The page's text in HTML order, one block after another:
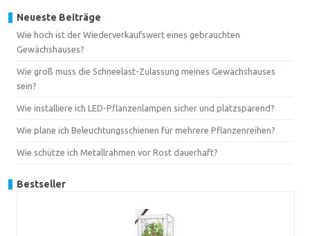
Neueste Beiträge
Wie hoch ist der Wiederverkaufswert eines gebrauchten
Gewächshauses?
Wie groß muss die Schneelast-Zulassung meines Gewächshauses
sein?
Wie installiere ich LED-Pflanzenlampen sicher und platzsparend?
Wie plane ich Beleuchtungsschienen für mehrere Pflanzenreihen?
Wie schütze ich Metallrahmen vor Rost dauerhaft?
Bestseller